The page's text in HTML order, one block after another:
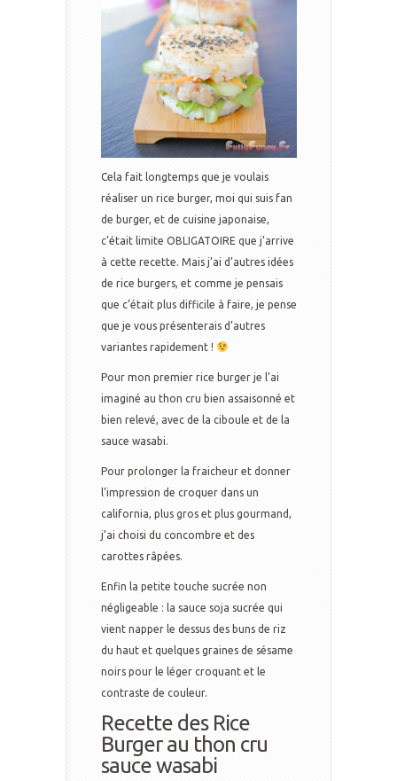
Cela fait longtemps que je voulais
réaliser un rice burger, moi qui suis fan
de burger, et de cuisine japonaise,
c’était limite OBLIGATOIRE que j’arrive
à cette recette. Mais j’ai d’autres idées
de rice burgers, et comme je pensais
que c’était plus difficile à faire, je pense
que je vous présenterais d’autres
variantes rapidement !
Pour mon premier rice burger je l’ai
imaginé au thon cru bien assaisonné et
bien relevé, avec de la ciboule et de la
sauce wasabi.
Pour prolonger la fraicheur et donner
l’impression de croquer dans un
california, plus gros et plus gourmand,
j’ai choisi du concombre et des
carottes râpées.
Enfin la petite touche sucrée non
négligeable : la sauce soja sucrée qui
vient napper le dessus des buns de riz
du haut et quelques graines de sésame
noirs pour le léger croquant et le
contraste de couleur.
Recette des Rice
Burger au thon cru
sauce wasabi